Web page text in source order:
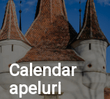
Calendar
apeluri